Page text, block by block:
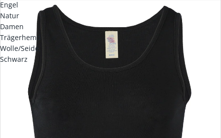
Engel
Natur
Damen
Trägerhemd
Wolle/Seide,
Schwarz